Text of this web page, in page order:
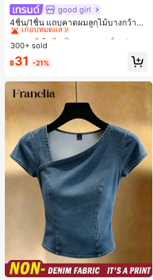
good girl
4ชิ้น/1ชิ้น แถบคาดผมลูกไม้บางกว้างยื
ดหยุ่นสำหรับผู้หญิง, แฟชั่นอเนกประสง
ค์พรีเมียมหรูหราสไตล์มินิมอล ผ้าพันคอ
เล็กๆ ห่วงผม อุปกรณ์เสริมผม, เหมาะสำ
หรับการออกไปข้างนอกประจำวัน, ลำล
อง, งานปาร์ตี้, การเดินทาง, การพักผ่อ
น, การมัดผม, การจัดทรงผม, การแต่งห
น้า, การจับคู่ชุด, อุปกรณ์เสริมประดับผ
ม
#1 ขายดี
เกือบหมดแล้ว!
#1 ขายดี
เกือบหมดแล้ว!
#1 ขายดี
เกือบหมดแล้ว!
#1 ขายดี
ใน ไม่เป็นทางการ เครื่องประดับผมผู้หญิง
300+ sold
฿31 -21%